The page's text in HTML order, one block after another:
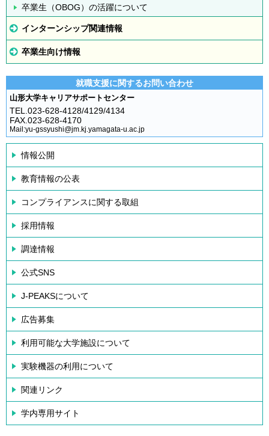
卒業生（OBOG）の活躍について
インターンシップ関連情報
卒業生向け情報
就職支援に関するお問い合わせ
山形大学キャリアサポートセンター
TEL.023-628-4128/4129/4134
FAX.023-628-4170
Mail:yu-gssyushi@jm.kj.yamagata-u.ac.jp
情報公開
教育情報の公表
コンプライアンスに関する取組
採用情報
調達情報
公式SNS
J-PEAKSについて
広告募集
利用可能な大学施設について
実験機器の利用について
関連リンク
学内専用サイト